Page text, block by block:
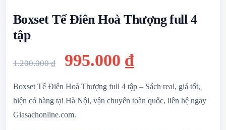
Boxset Tế Điên Hoà Thượng full 4
tập
1.200.000₫
Giá
gốc
là:
1.200.000 ₫.
995.000 ₫Giá
hiện
tại
Boxset Tế Điên Hoà Thượng full 4 tập – Sách real, giá tốt,
hiện có hàng tại Hà Nội, vận chuyển toàn quốc, liên hệ ngay
Giasachonline.com.